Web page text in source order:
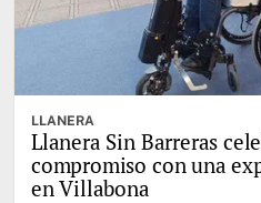
LLANERA
Llanera Sin Barreras
compromiso con una
en Villabona